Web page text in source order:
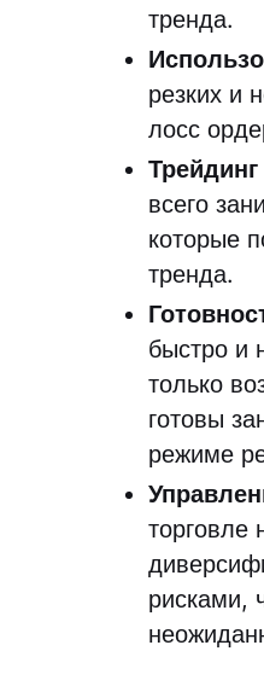
тренда.
резких и
лосс
всего
которые
тренда.
быстро и
только
готовы
режиме
торговле
рисками,